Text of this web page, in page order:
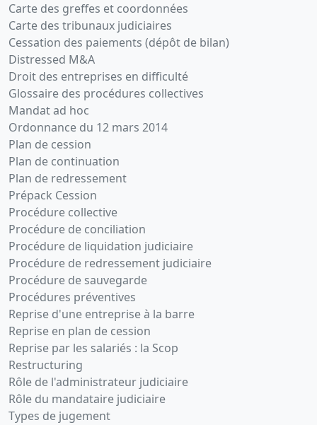
Carte des greffes et coordonnées
Carte des tribunaux judiciaires
Cessation des paiements (dépôt de bilan)
Distressed M&A
Droit des entreprises en difficulté
Glossaire des procédures collectives
Mandat ad hoc
Ordonnance du 12 mars 2014
Plan de cession
Plan de continuation
Plan de redressement
Prépack Cession
Procédure collective
Procédure de conciliation
Procédure de liquidation judiciaire
Procédure de redressement judiciaire
Procédure de sauvegarde
Procédures préventives
Reprise d'une entreprise à la barre
Reprise en plan de cession
Reprise par les salariés : la Scop
Restructuring
Rôle de l'administrateur judiciaire
Rôle du mandataire judiciaire
Types de jugement